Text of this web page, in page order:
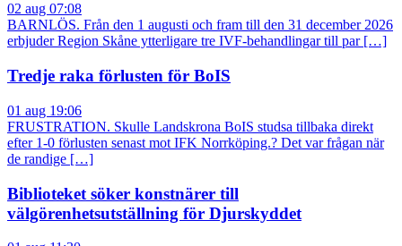
02 aug 07:08
BARNLÖS. Från den 1 augusti och fram till den 31 december 2026
erbjuder Region Skåne ytterligare tre IVF-behandlingar till par […]
Tredje raka förlusten för BoIS
01 aug 19:06
FRUSTRATION. Skulle Landskrona BoIS studsa tillbaka direkt
efter 1-0 förlusten senast mot IFK Norrköping.? Det var frågan när
de randige […]
Biblioteket söker konstnärer till
välgörenhetsutställning för Djurskyddet